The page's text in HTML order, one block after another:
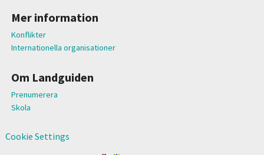
Mer information
Konflikter
Internationella organisationer
Om Landguiden
Prenumerera
Skola
Cookie Settings